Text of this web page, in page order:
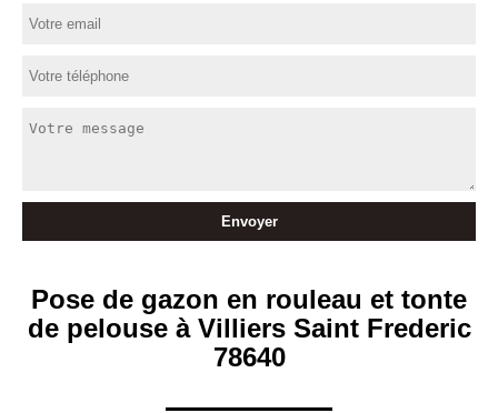
Pose de gazon en rouleau et tonte
de pelouse à Villiers Saint Frederic
78640